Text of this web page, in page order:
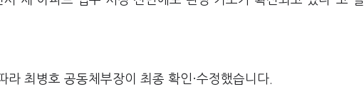
최병호 공동체부장이 최종 확인·수정했습니다.